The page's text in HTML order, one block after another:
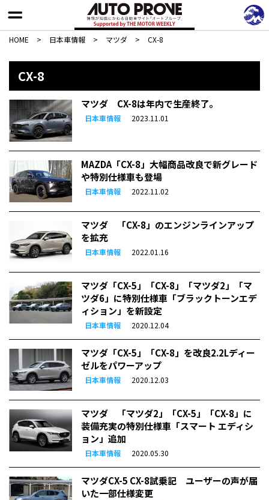
HOME > 日本車情報​ > マツダ > CX-8
CX-8
マツダ CX-8は年内で生産終了。
日本車情報 2023.11.01
MAZDA「CX-8」大幅商品改良で新グレード
や特別仕様車も登場
日本車情報 2022.11.02
マツダ 「CX-8」のエンジンラインアップ
を拡充
日本車情報 2022.01.16
マツダ「CX-5」「CX-8」「マツダ2」「マ
ツダ6」に特別仕様車「ブラックトーンエデ
ィション」を新設定
日本車情報 2020.12.04
マツダ「CX-5」「CX-8」を改良2.2Lディー
ゼルをパワーアップ
日本車情報 2020.12.03
マツダ 「マツダ2」「CX-5」「CX-8」に
装備充実の特別仕様車「スマート エディシ
ョン」追加
日本車情報 2020.05.30
マツダCX-5 CX-8試乗記 ユーザーの声が届
いた一部仕様変更